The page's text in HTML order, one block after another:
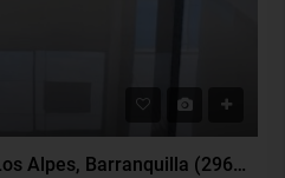
Apartamento Arriendo, Los Alpes, Barranquilla (29626)